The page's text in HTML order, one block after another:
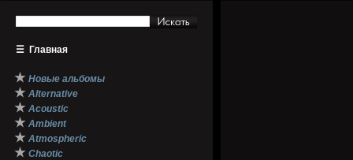
☰ Главная
★ Новые альбомы
★ Alternative
★ Acoustic
★ Ambient
★ Atmospheric
★ Chaotic